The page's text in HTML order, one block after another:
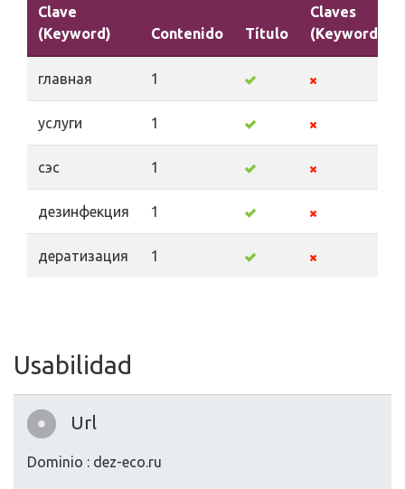
Clave
(Keyword)
Contenido Título
Claves
(Keywords)
главная 1
услуги 1
сэс 1
дезинфекция 1
дератизация 1
Usabilidad
Url
Dominio : dez-eco.ru